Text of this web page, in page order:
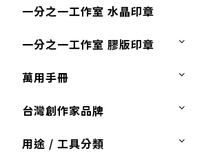
一分之一工作室 水晶印章
一分之一工作室 膠版印章
萬用手冊
台灣創作家品牌
用途 / 工具分類